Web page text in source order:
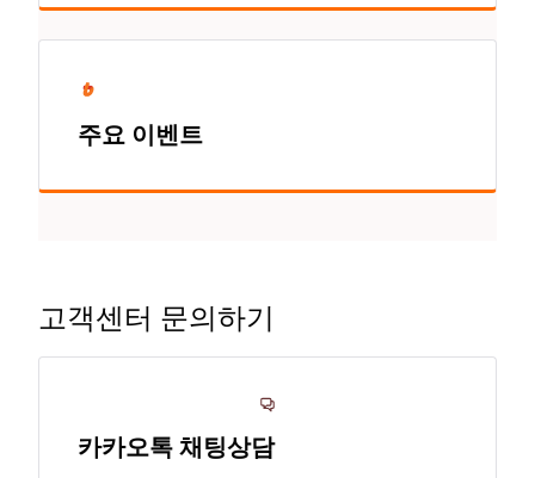
주요 이벤트
고객센터 문의하기
카카오톡 채팅상담